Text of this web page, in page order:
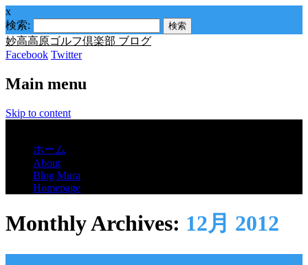
x
検索:
妙高高原ゴルフ倶楽部 ブログ
Facebook Twitter
Main menu
Skip to content
ホーム
About
Blog Mura
Homepage
Monthly Archives: 12月 2012